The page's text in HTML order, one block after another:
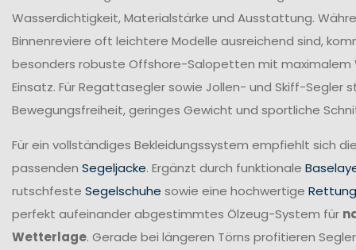
Wasserdichtigkeit, Materialstärke und Ausstattung.
Binnenreviere oft leichtere Modelle ausreichend sind,
besonders robuste Offshore-Salopetten mit
Einsatz. Für Regattasegler sowie Jollen- und Skiff-Segler
Bewegungsfreiheit, geringes Gewicht und sportliche
Für ein vollständiges Bekleidungssystem empfiehlt sich
passenden Segeljacke. Ergänzt durch funktionale
rutschfeste Segelschuhe sowie eine hochwertige
perfekt aufeinander abgestimmtes Ölzeug-System für
Wetterlage. Gerade bei längeren Törns profitieren